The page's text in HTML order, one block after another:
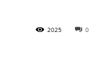
0
2025